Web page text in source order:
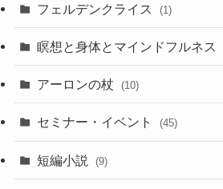
フェルデンクライス (1)
瞑想と身体とマインドフルネス
アーロンの杖 (10)
セミナー・イベント (45)
短編小説 (9)